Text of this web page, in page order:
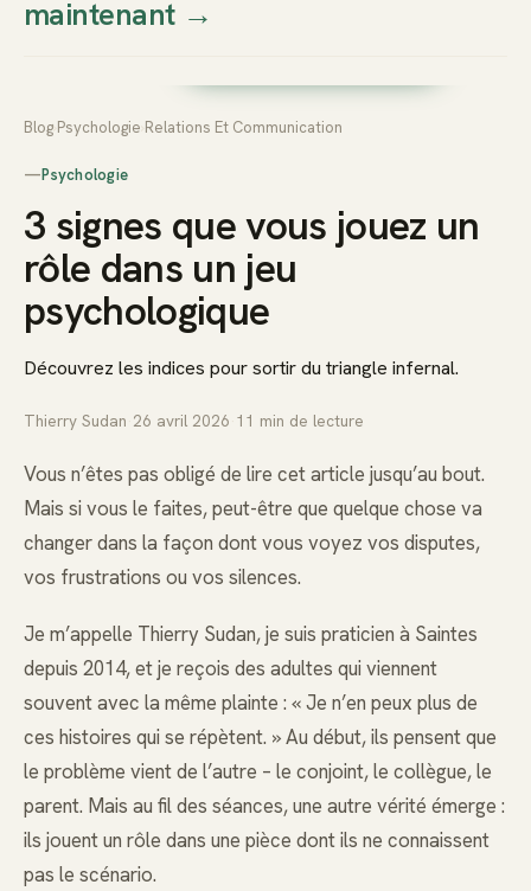
Thierry
Prendre rendez-vous dès
maintenant→
Blog Psychologie Relations Et Communication
—Psychologie
3 signes que vous jouez un
rôle dans un jeu
psychologique
Découvrez les indices pour sortir du triangle infernal.
Thierry Sudan 26 avril 2026 11 min de lecture
Vous n’êtes pas obligé de lire cet article jusqu’au bout.
Mais si vous le faites, peut-être que quelque chose va
changer dans la façon dont vous voyez vos disputes,
vos frustrations ou vos silences.
Je m’appelle Thierry Sudan, je suis praticien à Saintes
depuis 2014, et je reçois des adultes qui viennent
souvent avec la même plainte : « Je n’en peux plus de
ces histoires qui se répètent. » Au début, ils pensent que
le problème vient de l’autre – le conjoint, le collègue, le
parent. Mais au fil des séances, une autre vérité émerge :
ils jouent un rôle dans une pièce dont ils ne connaissent
pas le scénario.